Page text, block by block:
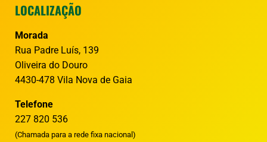
LOCALIZAÇÃO
Morada
Rua Padre Luís, 139
Oliveira do Douro
4430-478 Vila Nova de Gaia
Telefone
227 820 536
(Chamada para a rede fixa nacional)